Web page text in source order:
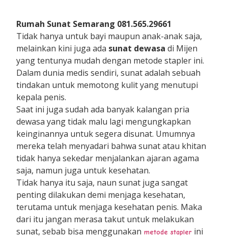
Rumah Sunat Semarang 081.565.29661
Tidak hanya untuk bayi maupun anak-anak saja,
melainkan kini juga ada sunat dewasa di Mijen
yang tentunya mudah dengan metode stapler ini.
Dalam dunia medis sendiri, sunat adalah sebuah
tindakan untuk memotong kulit yang menutupi
kepala penis.
Saat ini juga sudah ada banyak kalangan pria
dewasa yang tidak malu lagi mengungkapkan
keinginannya untuk segera disunat. Umumnya
mereka telah menyadari bahwa sunat atau khitan
tidak hanya sekedar menjalankan ajaran agama
saja, namun juga untuk kesehatan.
Tidak hanya itu saja, naun sunat juga sangat
penting dilakukan demi menjaga kesehatan,
terutama untuk menjaga kesehatan penis. Maka
dari itu jangan merasa takut untuk melakukan
sunat, sebab bisa menggunakan metode stapler ini